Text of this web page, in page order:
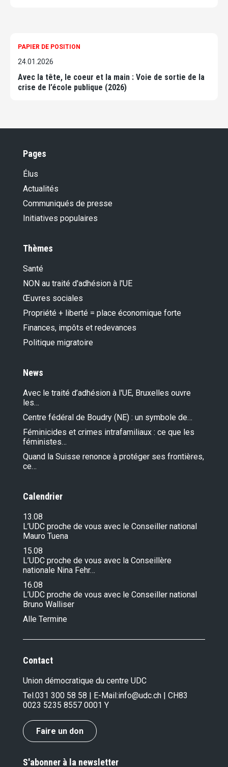
PAPIER DE POSITION
24.01.2026
Avec la tête, le coeur et la main : Voie de sortie de la
crise de l’école publique (2026)
Pages
Élus
Actualités
Communiqués de presse
Initiatives populaires
Thèmes
Santé
NON au traité d'adhésion à l'UE
Œuvres sociales
Propriété + liberté = place économique forte
Finances, impôts et redevances
Politique migratoire
News
Avec le traité d’adhésion à l'UE, Bruxelles ouvre
les…
Centre fédéral de Boudry (NE) : un symbole de…
Féminicides et crimes intrafamiliaux : ce que les
féministes…
Quand la Suisse renonce à protéger ses frontières,
ce…
Calendrier
13.08
L’UDC proche de vous avec le Conseiller national
Mauro Tuena
15.08
L’UDC proche de vous avec la Conseillère
nationale Nina Fehr…
16.08
L’UDC proche de vous avec le Conseiller national
Bruno Walliser
Alle Termine
Contact
Union démocratique du centre UDC
Tel.031 300 58 58 | E-Mail:info@udc.ch | CH83
0023 5235 8557 0001 Y
Faire un don
S'abonner à la newsletter